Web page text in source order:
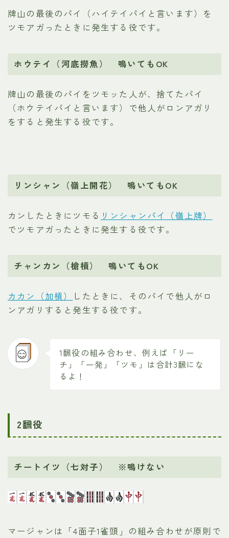
牌山の最後のパイ（ハイテイパイと言います）を
ツモアガったときに発生する役です。
ホウテイ（河底撈魚） 鳴いてもOK
牌山の最後のパイをツモッた人が、捨てたパイ
（ホウテイパイと言います）で他人がロンアガリ
をすると発生する役です。
リンシャン（嶺上開花） 鳴いてもOK
カンしたときにツモる リンシャンパイ（嶺上牌）
でツモアガったときに発生する役です。
チャンカン（槍槓） 鳴いてもOK
カカン（加槓）
したときに、そのパイで他人がロ
ンアガリすると発生する役です。
1飜役の組み合わせ、例えば「リー
チ」「一発」「ツモ」は合計3飜にな
るよ！
2飜役
チートイツ（七対子） ※鳴けない
マージャンは「4面子1雀頭」の組み合わせが原則で